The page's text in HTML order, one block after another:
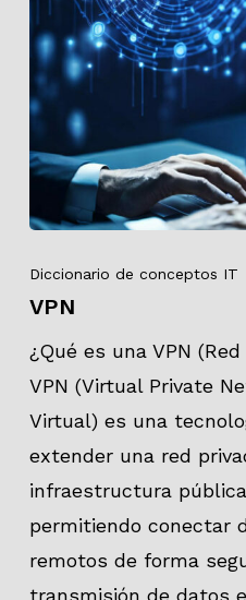
Diccionario de conceptos IT
VPN
¿Qué es una VPN
VPN (Virtual Private
Virtual) es una
extender una red
infraestructura
permitiendo conectar
remotos de forma
transmisión de datos